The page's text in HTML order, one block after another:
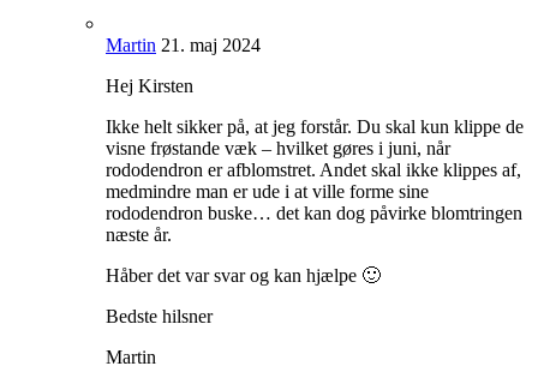
Martin 21. maj 2024
Hej Kirsten
Ikke helt sikker på, at jeg forstår. Du skal kun klippe de
visne frøstande væk – hvilket gøres i juni, når
rododendron er afblomstret. Andet skal ikke klippes af,
medmindre man er ude i at ville forme sine
rododendron buske… det kan dog påvirke blomtringen
næste år.
Håber det var svar og kan hjælpe 🙂
Bedste hilsner
Martin